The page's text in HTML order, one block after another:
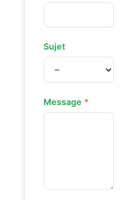
Sujet
Message *